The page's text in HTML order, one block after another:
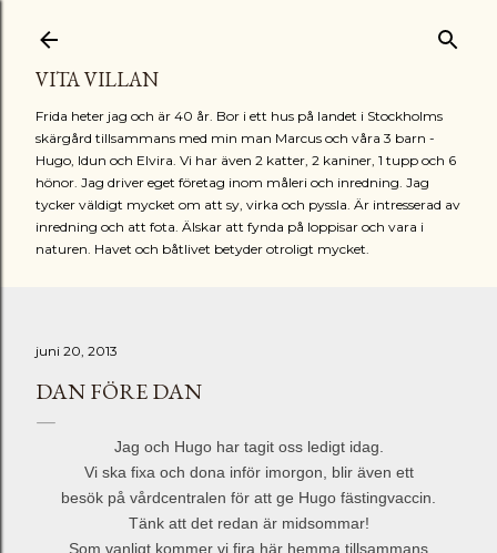
VITA VILLAN
Frida heter jag och är 40 år. Bor i ett hus på landet i Stockholms
skärgård tillsammans med min man Marcus och våra 3 barn -
Hugo, Idun och Elvira. Vi har även 2 katter, 2 kaniner, 1 tupp och 6
hönor. Jag driver eget företag inom måleri och inredning. Jag
tycker väldigt mycket om att sy, virka och pyssla. Är intresserad av
inredning och att fota. Älskar att fynda på loppisar och vara i
naturen. Havet och båtlivet betyder otroligt mycket.
juni 20, 2013
DAN FÖRE DAN
Jag och Hugo har tagit oss ledigt idag.
Vi ska fixa och dona inför imorgon, blir även ett
besök på vårdcentralen för att ge Hugo fästingvaccin.
Tänk att det redan är midsommar!
Som vanligt kommer vi fira här hemma tillsammans